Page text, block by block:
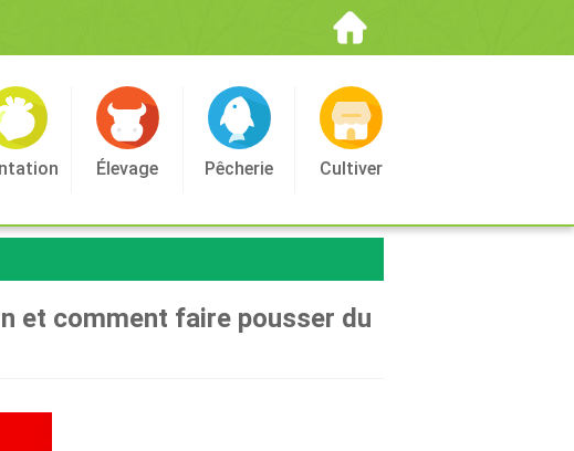
Élevage Pêcherie Cultiver
et comment faire pousser du